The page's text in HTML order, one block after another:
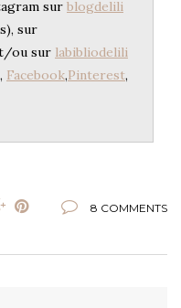
sur blogdelili
sur
ou sur labibliodelili
Facebook,Pinterest,
8 COMMENTS